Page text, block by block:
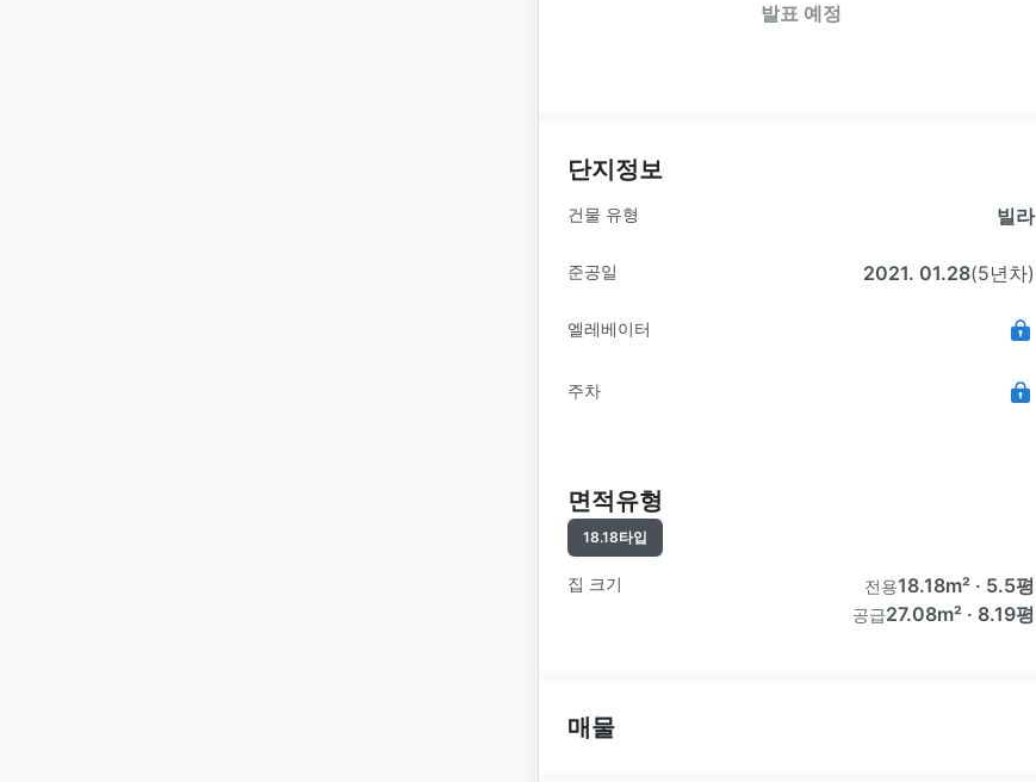
발표 예정
단지정보
건물 유형 빌라
준공일 2021. 01.28(5년차)
엘레베이터
주차
면적유형
18.18타입
집 크기 전용18.18m² · 5.5평
공급27.08m² · 8.19평
매물